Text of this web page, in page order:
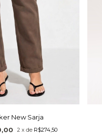
New Sarja
2 x de R$274,50